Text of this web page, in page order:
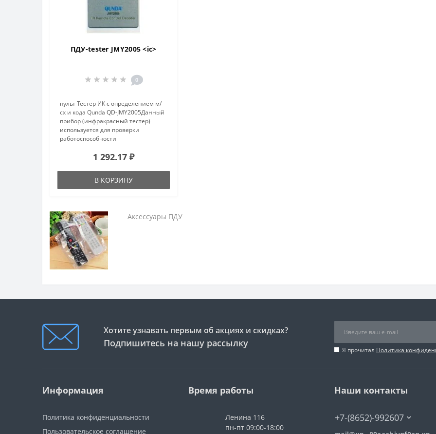
ПДУ-tester JMY2005 <ic>
0
пульт Тестер ИК с определением м/
сх и кода Qunda QD-JMY2005Данный
прибор (инфракрасный тестер)
используется для проверки
работоспособности
управления, удалённого
Проверка сопровождается звуковым
1 292.17 ₽
В КОРЗИНУ
Аксессуары ПДУ
Хотите узнавать первым об акциях и скидках?
Подпишитесь на нашу рассылку
Я прочитал Политика
Информация
Политика конфиденциальности
Пользовательское соглашение
Время работы
Ленина 116
пн-пт 09:00-18:00
Наши контакты
+7-(8652)-992607